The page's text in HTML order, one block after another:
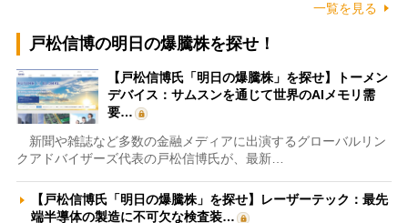
一覧を見る
戸松信博の明日の爆騰株を探せ！
【戸松信博氏「明日の爆騰株」を探せ】トーメン
デバイス：サムスンを通じて世界のAIメモリ需
要…
新聞や雑誌など多数の金融メディアに出演するグローバルリン
クアドバイザーズ代表の戸松信博氏が、最新…
【戸松信博氏「明日の爆騰株」を探せ】レーザーテック：最先
端半導体の製造に不可欠な検査装…